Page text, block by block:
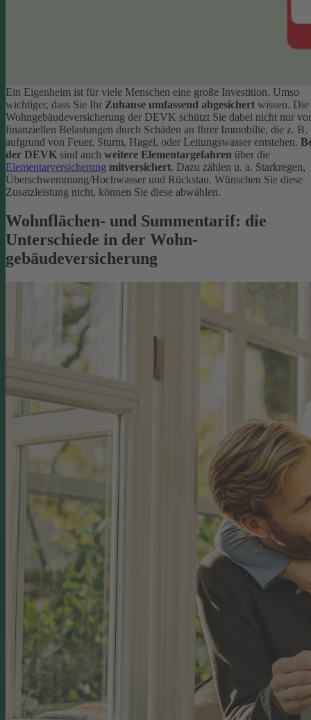
Ein Eigenheim ist für viele Menschen eine große Investition. Umso
wichtiger, dass Sie Ihr Zuhause umfassend abgesichert wissen. Die
Wohngebäudeversicherung der DEVK schützt Sie dabei nicht nur vor
finanziellen Belastungen durch Schäden an Ihrer Immobilie, die z. B.
aufgrund von Feuer, Sturm, Hagel, oder Leitungswasser entstehen.
der DEVK sind auch weitere Elementargefahren über die
Elementarversicherung mitversichert. Dazu zählen u. a. Starkregen,
Überschwemmung/Hochwasser und Rückstau. Wünschen Sie diese
Zusatzleistung nicht, können Sie diese abwählen.
Wohnflächen- und Summentarif: die
Unterschiede in der Wohn­
gebäudeversicherung